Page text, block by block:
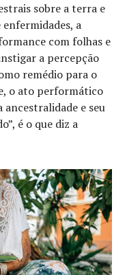
sobre a terra e
a
com folhas e
a percepção
remédio para o
o ato performático
e seu
é o que diz a